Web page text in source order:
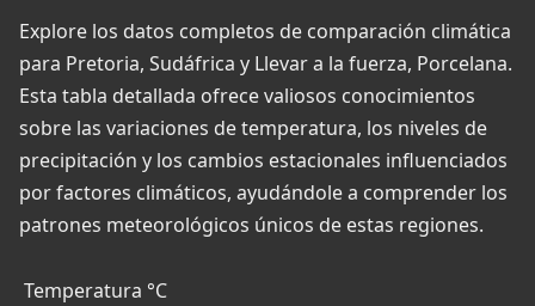
Explore los datos completos de comparación climática
para Pretoria, Sudáfrica y Llevar a la fuerza, Porcelana.
Esta tabla detallada ofrece valiosos conocimientos
sobre las variaciones de temperatura, los niveles de
precipitación y los cambios estacionales influenciados
por factores climáticos, ayudándole a comprender los
patrones meteorológicos únicos de estas regiones.
Temperatura °C